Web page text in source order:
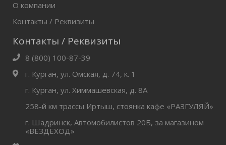
О компании
Контакты / Реквизиты
Контакты / Реквизиты
8 (800) 100-87-39
г. Курган, ул. Омская, д. 74, к. 1
г. Курган, ул. Химмашевская, д. 8А
258-й км трассы Иртыш, стоянка кафе «РАЗГУЛЯЙ»
г. Шадринск, Автомобилистов 20Б, за магазином
«ВЕЗДЕХОД»